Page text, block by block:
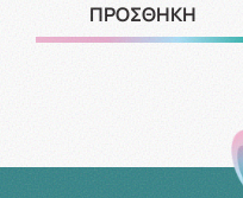
ΠΡΟΣΘΗΚΗ